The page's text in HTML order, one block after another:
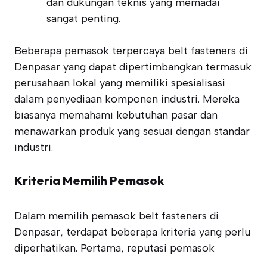
sangat penting.
Beberapa pemasok terpercaya belt fasteners di
Denpasar yang dapat dipertimbangkan termasuk
perusahaan lokal yang memiliki spesialisasi
dalam penyediaan komponen industri. Mereka
biasanya memahami kebutuhan pasar dan
menawarkan produk yang sesuai dengan standar
industri.
Kriteria Memilih Pemasok
Dalam memilih pemasok belt fasteners di
Denpasar, terdapat beberapa kriteria yang perlu
diperhatikan. Pertama, reputasi pemasok